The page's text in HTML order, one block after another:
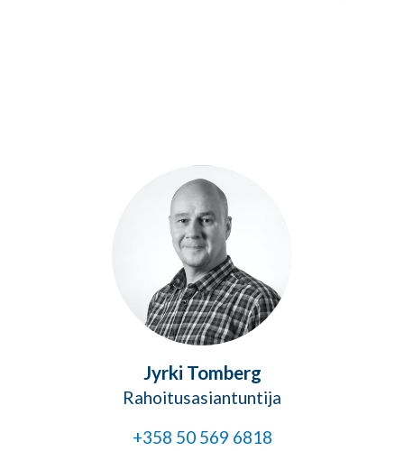
Jyrki Tomberg
Rahoitusasiantuntija
+358 50 569 6818